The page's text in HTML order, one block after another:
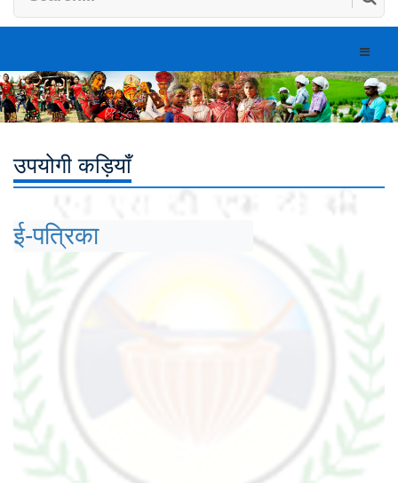
Toggle
उपयोगी कड़ियाँ
ई-पत्रिका